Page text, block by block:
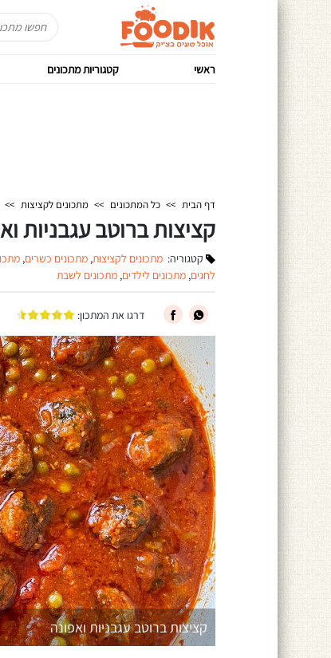
ראשי קטגוריות מתכונים
דף הבית >> כל המתכונים >> מתכונים לקציצות >>
קציצות ברוטב עגבניות
קטגוריה: מתכונים לקציצות,מתכונים כשרים,
לחגים,מתכונים לילדים,מתכונים לשבת
דרגו את המתכון:
קציצות ברוטב עגבניות ואפונה